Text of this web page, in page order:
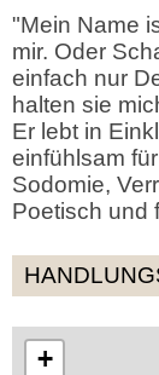
"Mein Name
mir. Oder
einfach nur
halten sie
Er lebt in
einfühlsam
Sodomie,
Poetisch und
+